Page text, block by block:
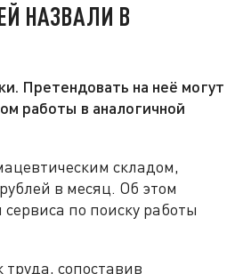
НАЗВАЛИ В
Претендовать на неё могут
работы в аналогичной
складом,
в месяц. Об этом
по поиску работы
сопоставив